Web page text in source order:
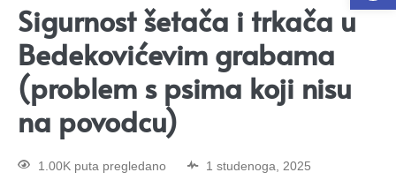
Sigurnost šetača i trkača u
Bedekovićevim grabama
(problem s psima koji nisu
na povodcu)
1.00K puta pregledano 1 studenoga, 2025